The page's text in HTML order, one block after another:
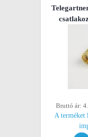
Bruttó ár:
A terméket